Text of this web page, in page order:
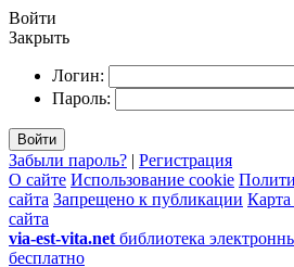
Войти
Закрыть
Логин:
Пароль:
Войти
Забыли пароль? | Регистрация
О сайте Использование cookie
сайта Запрещено к публикации Карта
сайта
via-est-vita.net библиотека
бесплатно